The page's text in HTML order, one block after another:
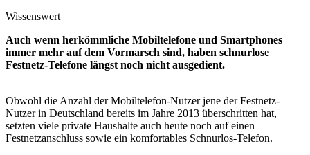
Wissenswert
Auch wenn herkömmliche Mobiltelefone und Smartphones
immer mehr auf dem Vormarsch sind, haben schnurlose
Festnetz-Telefone längst noch nicht ausgedient.
Obwohl die Anzahl der Mobiltelefon-Nutzer jene der Festnetz-
Nutzer in Deutschland bereits im Jahre 2013 überschritten hat,
setzten viele private Haushalte auch heute noch auf einen
Festnetzanschluss sowie ein komfortables Schnurlos-Telefon.